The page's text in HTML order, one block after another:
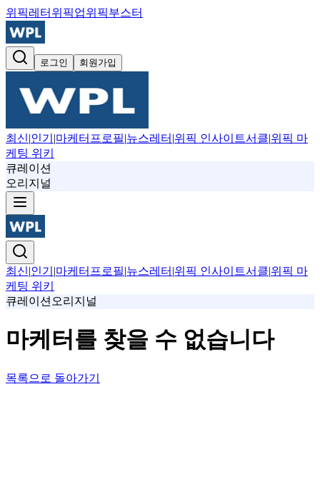
위픽레터 위픽업위픽부스터
로그인 회원가입
최신|인기 |마케터프로필|뉴스레터 |위픽 인사이트서클|위픽 마
케팅 위키
큐레이션
오리지널
최신|인기 |마케터프로필|뉴스레터 |위픽 인사이트서클|위픽 마
케팅 위키
큐레이션 오리지널
마케터를 찾을 수 없습니다
목록으로 돌아가기